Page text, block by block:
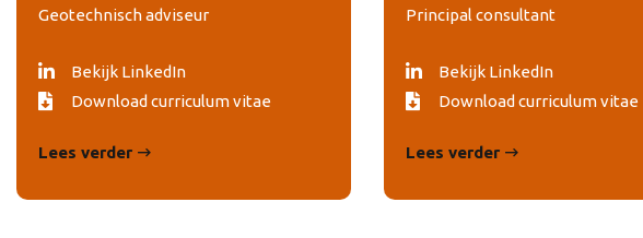
Geotechnisch adviseur
Bekijk LinkedIn
Download curriculum vitae
Lees verder
Principal consultant
Bekijk LinkedIn
Download curriculum vitae
Lees verder